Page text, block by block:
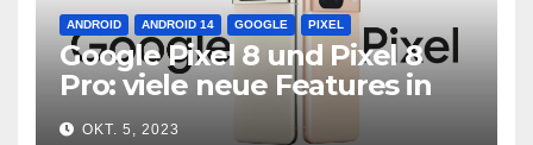
ANDROID ANDROID 14 GOOGLE PIXEL
Google Pixel 8 und Pixel 8
Pro: viele neue Features in
neuer Hardware
OKT. 5, 2023